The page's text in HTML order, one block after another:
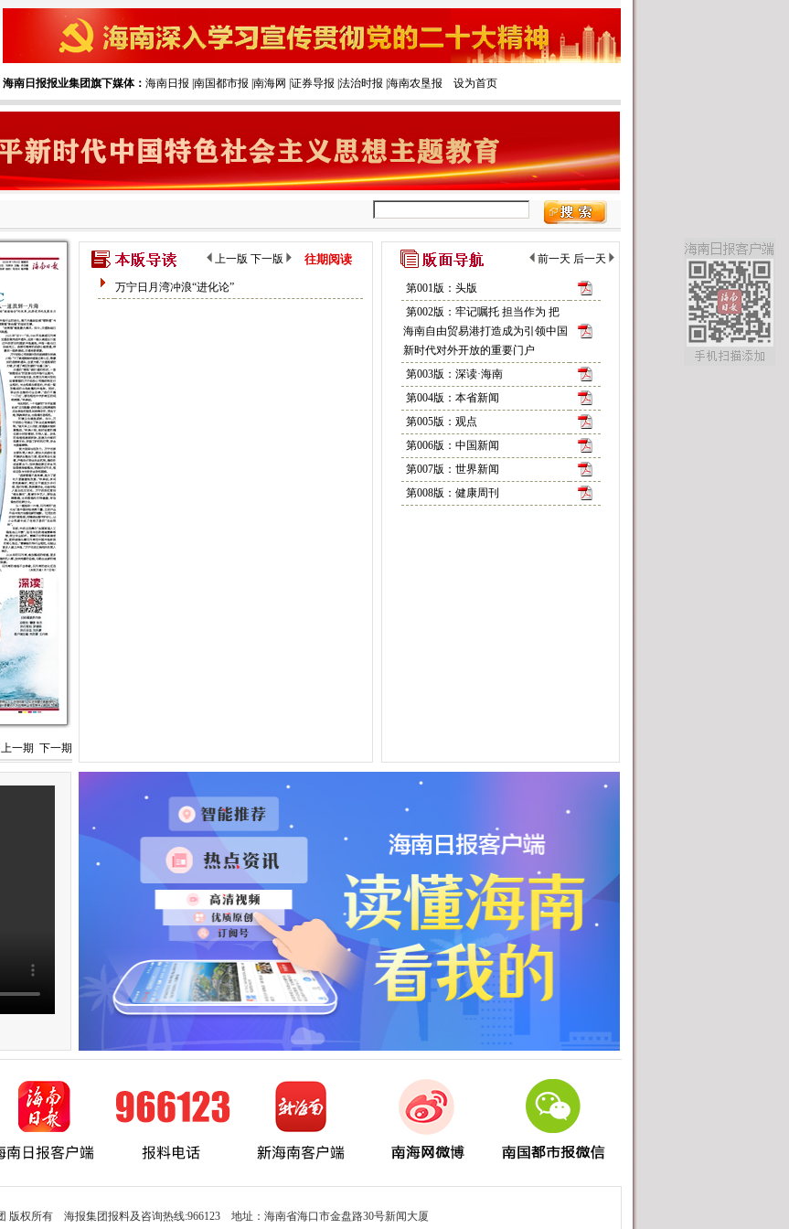
海南日报报业集团旗下媒体： 海南日报 南国都市报 南海网 证券导报 法治时报 海南农垦报 设为首页
上一期 下一期
上一版 下一版 往期阅读
万宁日月湾冲浪“进化论”
前一天 后一天
第001版：头版
第002版：牢记嘱托 担当作为 把
海南自由贸易港打造成为引领中国
新时代对外开放的重要门户
第003版：深读·海南
第004版：本省新闻
第005版：观点
第006版：中国新闻
第007版：世界新闻
第008版：健康周刊